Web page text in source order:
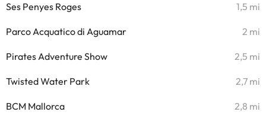
Ses Penyes Roges 1,5 mi
Parco Acquatico di Aguamar 2 mi
Pirates Adventure Show 2,5 mi
Twisted Water Park 2,7 mi
BCM Mallorca 2,8 mi